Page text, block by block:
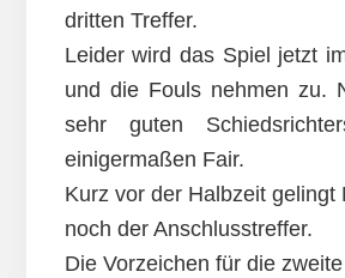
dritten Treffer.
Leider wird das Spiel jetzt
und die Fouls nehmen zu.
sehr guten
einigermaßen Fair.
Kurz vor der Halbzeit gelingt
noch der Anschlusstreffer.
Die Vorzeichen für die